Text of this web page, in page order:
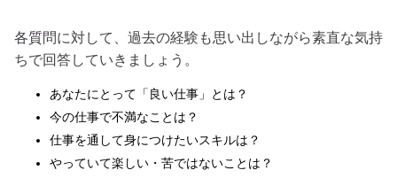
各質問に対して、過去の経験も思い出しながら素直な気持
ちで回答していきましょう。
あなたにとって「良い仕事」とは？
今の仕事で不満なことは？
仕事を通して身につけたいスキルは？
やっていて楽しい・苦ではないことは？